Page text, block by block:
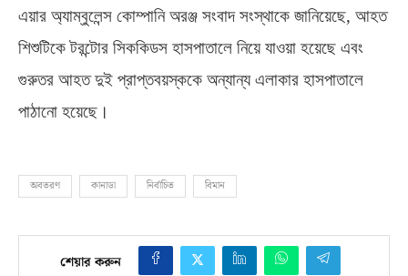
এয়ার অ্যাম্বুলেন্স কোম্পানি অরঞ্জ সংবাদ সংস্থাকে জানিয়েছে, আহত
শিশুটিকে টরন্টোর সিককিডস হাসপাতালে নিয়ে যাওয়া হয়েছে এবং
গুরুতর আহত দুই প্রাপ্তবয়স্ককে অন্যান্য এলাকার হাসপাতালে
পাঠানো হয়েছে।
অবতরণ কানাডা নির্বাচিত বিমান
শেয়ার করুন